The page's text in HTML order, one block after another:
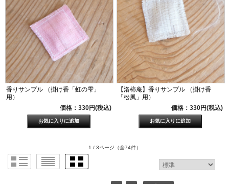
香りサンプル （掛け香「虹の雫」
用）
価格：330円(税込)
【洛柿庵】香りサンプル （掛け香
「松風」用）
価格：330円(税込)
1 / 3ページ （全74件）